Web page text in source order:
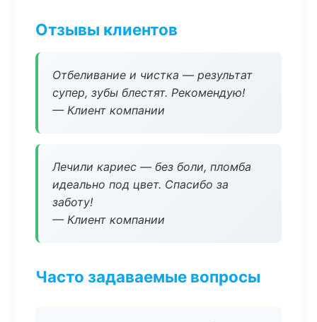
Отзывы клиентов
Отбеливание и чистка — результат
супер, зубы блестят. Рекомендую!
— Клиент компании
Лечили кариес — без боли, пломба
идеально под цвет. Спасибо за
заботу!
— Клиент компании
Часто задаваемые вопросы